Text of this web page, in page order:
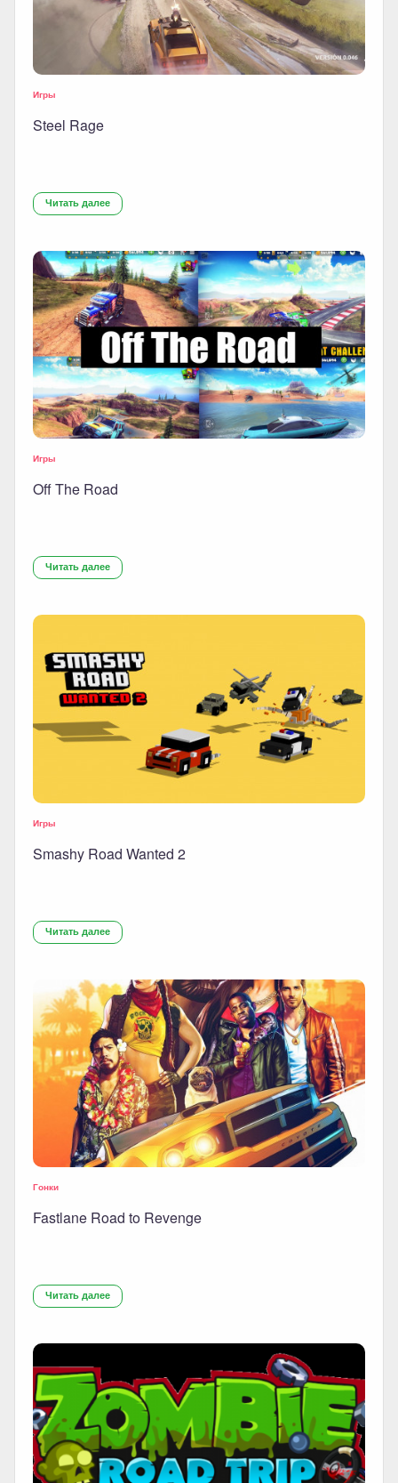
Игры
Steel Rage
Читать далее
Игры
Off The Road
Читать далее
Игры
Smashy Road Wanted 2
Читать далее
Гонки
Fastlane Road to Revenge
Читать далее